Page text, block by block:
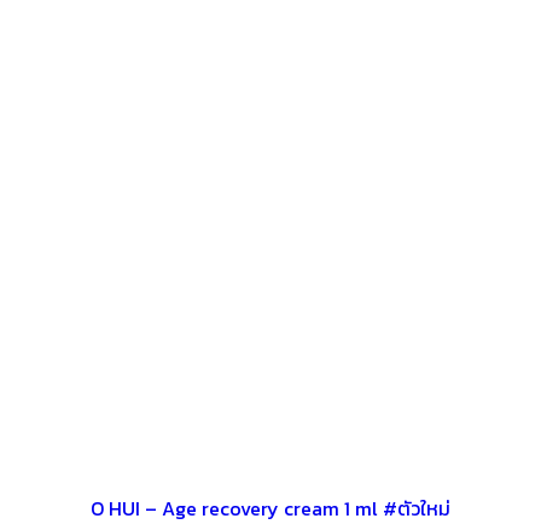
O HUI – Age recovery cream 1 ml #ตัวใหม่